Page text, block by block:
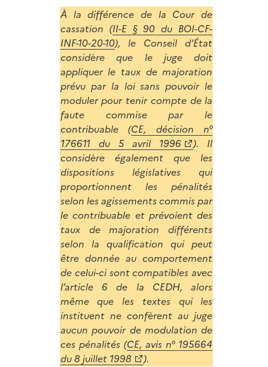
À la différence de la Cour de
cassation (II-E § 90 du BOI-CF-
INF-10-20-10), le Conseil d'État
considère que le juge doit
appliquer le taux de majoration
prévu par la loi sans pouvoir le
moduler pour tenir compte de la
faute commise par le
contribuable (CE, décision n°
176611 du 5 avril 1996
). Il
considère également que les
dispositions législatives qui
proportionnent les pénalités
selon les agissements commis par
le contribuable et prévoient des
taux de majoration différents
selon la qualification qui peut
être donnée au comportement
de celui-ci sont compatibles avec
l’article 6 de la CEDH, alors
même que les textes qui les
instituent ne confèrent au juge
aucun pouvoir de modulation de
ces pénalités (CE, avis n° 195664
du 8 juillet 1998
).